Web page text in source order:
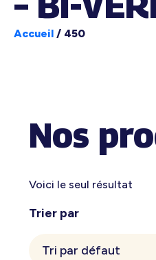
Accueil / 450
Nos
Voici le seul résultat
Trier par